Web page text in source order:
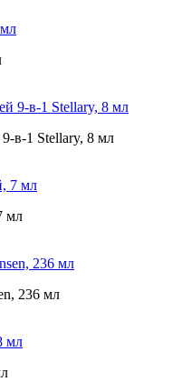
в-1 Stellary, 8 мл
мл
236 мл